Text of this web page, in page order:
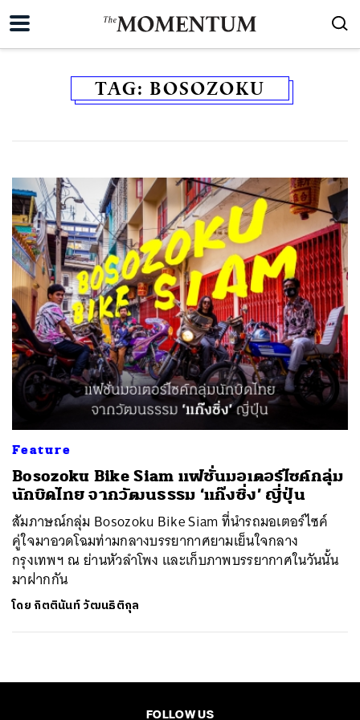
TAG: BOSOZOKU
Feature
Bosozoku Bike Siam แฟชั่นมอเตอร์ไซค์กลุ่ม
นักบิดไทย จากวัฒนธรรม ‘แก๊งซิ่ง’ ญี่ปุ่น
สัมภาษณ์กลุ่ม Bosozoku Bike Siam ที่นำรถมอเตอร์ไซค์
คู่ใจมาอวดโฉมท่ามกลางบรรยากาศยามเย็นใจกลาง
กรุงเทพฯ ณ ย่านหัวลำโพง และเก็บภาพบรรยากาศในวันนั้น
มาฝากกัน
โดย กิตตินันท์ วัฒนธิติกุล
FOLLOW US
ค้นหา
EMAIL